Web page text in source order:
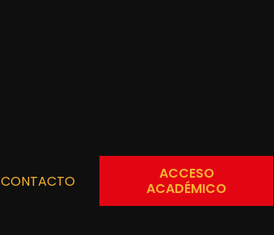
CONTACTO
ACCESO
ACADÉMICO